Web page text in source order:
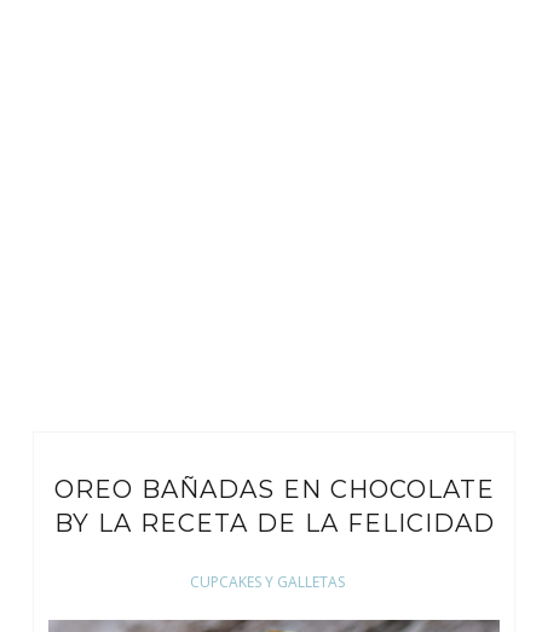
OREO BAÑADAS EN CHOCOLATE
BY LA RECETA DE LA FELICIDAD
CUPCAKES Y GALLETAS